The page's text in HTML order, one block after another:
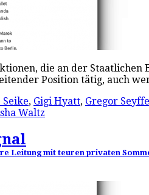
die an der
Position tätig, auch
, Gigi Hyatt, Gregor
Waltz
Leitung mit teuren privaten